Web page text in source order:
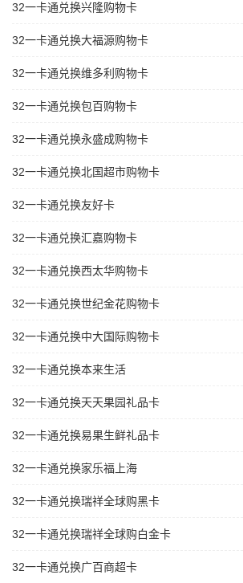
32一卡通兑换兴隆购物卡
32一卡通兑换大福源购物卡
32一卡通兑换维多利购物卡
32一卡通兑换包百购物卡
32一卡通兑换永盛成购物卡
32一卡通兑换北国超市购物卡
32一卡通兑换友好卡
32一卡通兑换汇嘉购物卡
32一卡通兑换西太华购物卡
32一卡通兑换世纪金花购物卡
32一卡通兑换中大国际购物卡
32一卡通兑换本来生活
32一卡通兑换天天果园礼品卡
32一卡通兑换易果生鲜礼品卡
32一卡通兑换家乐福上海
32一卡通兑换瑞祥全球购黑卡
32一卡通兑换瑞祥全球购白金卡
32一卡通兑换广百商超卡